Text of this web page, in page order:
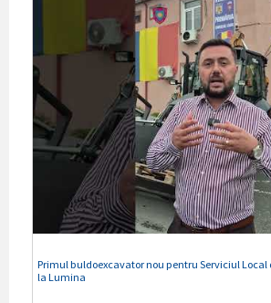
Primul buldoexcavator nou pentru Serviciul Local
la Lumina